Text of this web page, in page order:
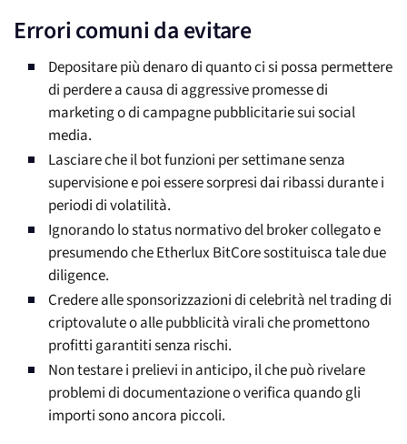
Errori comuni da evitare
Depositare più denaro di quanto ci si possa permettere
di perdere a causa di aggressive promesse di
marketing o di campagne pubblicitarie sui social
media.
Lasciare che il bot funzioni per settimane senza
supervisione e poi essere sorpresi dai ribassi durante i
periodi di volatilità.
Ignorando lo status normativo del broker collegato e
presumendo che Etherlux BitCore sostituisca tale due
diligence.
Credere alle sponsorizzazioni di celebrità nel trading di
criptovalute o alle pubblicità virali che promettono
profitti garantiti senza rischi.
Non testare i prelievi in anticipo, il che può rivelare
problemi di documentazione o verifica quando gli
importi sono ancora piccoli.